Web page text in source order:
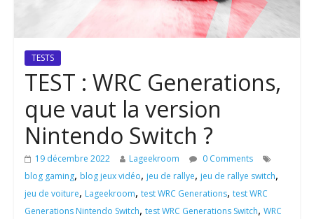
TESTS
TEST : WRC Generations,
que vaut la version
Nintendo Switch ?
19 décembre 2022 Lageekroom
0 Comments
blog gaming, blog jeux vidéo, jeu de rallye, jeu de rallye switch,
jeu de voiture, Lageekroom, test WRC Generations, test WRC
Generations Nintendo Switch, test WRC Generations Switch, WRC